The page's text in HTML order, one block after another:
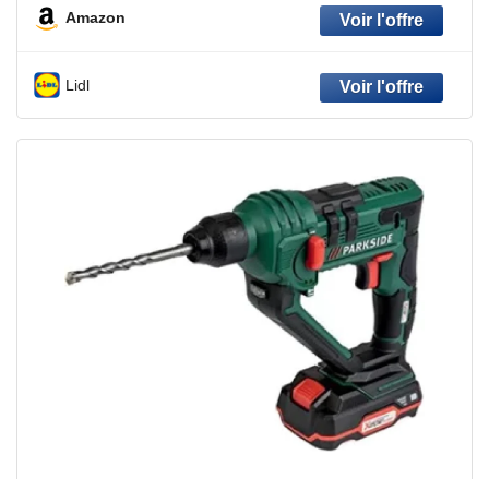
Amazon
Lidl